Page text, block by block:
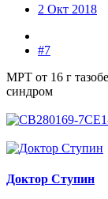
2 Окт 2018
#7
МРТ от 16 г
синдром
Доктор Ступин